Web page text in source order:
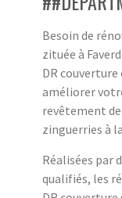
Besoin de
zituée à
DR
améliorer
revêtement
zinguerries à
Réalisées par
qualifiés, les